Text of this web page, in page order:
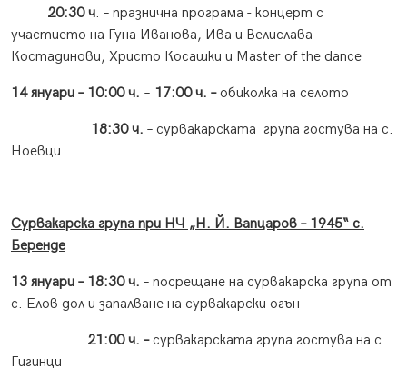
20:30 ч. – празнична програма - концерт с
участието на Гуна Иванова, Ива и Велислава
Костадинови, Христо Косашки и Master of the dance
14 януари – 10:00 ч. – 17:00 ч. –обиколка на селото
18:30 ч. – сурвакарската група гостува на с.
Ноевци
Сурвакарска група при НЧ „Н. Й. Вапцаров – 1945“ с.
Беренде
13 януари – 18:30 ч. – посрещане на сурвакарска група от
с. Елов дол и запалване на сурвакарски огън
21:00 ч. – сурвакарската група гостува на с.
Гигинци